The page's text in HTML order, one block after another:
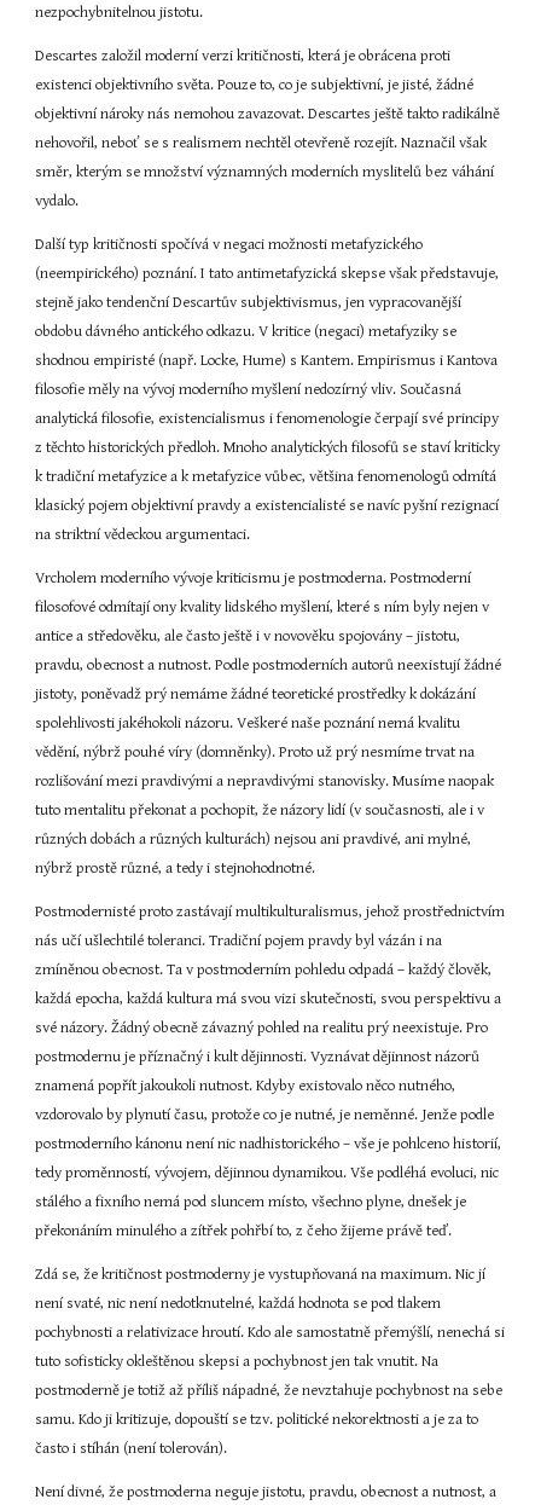
nezpochybnitelnou jistotu.
Descartes založil moderní verzi kritičnosti, která je obrácena proti
existenci objektivního světa. Pouze to, co je subjektivní, je jisté, žádné
objektivní nároky nás nemohou zavazovat. Descartes ještě takto radikálně
nehovořil, neboť se s realismem nechtěl otevřeně rozejít. Naznačil však
směr, kterým se množství významných moderních myslitelů bez váhání
vydalo.
Další typ kritičnosti spočívá v negaci možnosti metafyzického
(neempirického) poznání. I tato antimetafyzická skepse však představuje,
stejně jako tendenční Descartův subjektivismus, jen vypracovanější
obdobu dávného antického odkazu. V kritice (negaci) metafyziky se
shodnou empiristé (např. Locke, Hume) s Kantem. Empirismus i Kantova
filosofie měly na vývoj moderního myšlení nedozírný vliv. Současná
analytická filosofie, existencialismus i fenomenologie čerpají své principy
z těchto historických předloh. Mnoho analytických filosofů se staví kriticky
k tradiční metafyzice a k metafyzice vůbec, většina fenomenologů odmítá
klasický pojem objektivní pravdy a existencialisté se navíc pyšní rezignací
na striktní vědeckou argumentaci.
Vrcholem moderního vývoje kriticismu je postmoderna. Postmoderní
filosofové odmítají ony kvality lidského myšlení, které s ním byly nejen v
antice a středověku, ale často ještě i v novověku spojovány – jistotu,
pravdu, obecnost a nutnost. Podle postmoderních autorů neexistují žádné
jistoty, poněvadž prý nemáme žádné teoretické prostředky k dokázání
spolehlivosti jakéhokoli názoru. Veškeré naše poznání nemá kvalitu
vědění, nýbrž pouhé víry (domněnky). Proto už prý nesmíme trvat na
rozlišování mezi pravdivými a nepravdivými stanovisky. Musíme naopak
tuto mentalitu překonat a pochopit, že názory lidí (v současnosti, ale i v
různých dobách a různých kulturách) nejsou ani pravdivé, ani mylné,
nýbrž prostě různé, a tedy i stejnohodnotné.
Postmodernisté proto zastávají multikulturalismus, jehož prostřednictvím
nás učí ušlechtilé toleranci. Tradiční pojem pravdy byl vázán i na
zmíněnou obecnost. Ta v postmoderním pohledu odpadá – každý člověk,
každá epocha, každá kultura má svou vizi skutečnosti, svou perspektivu a
své názory. Žádný obecně závazný pohled na realitu prý neexistuje. Pro
postmodernu je příznačný i kult dějinnosti. Vyznávat dějinnost názorů
znamená popřít jakoukoli nutnost. Kdyby existovalo něco nutného,
vzdorovalo by plynutí času, protože co je nutné, je neměnné. Jenže podle
postmoderního kánonu není nic nadhistorického – vše je pohlceno historií,
tedy proměnností, vývojem, dějinnou dynamikou. Vše podléhá evoluci, nic
stálého a fixního nemá pod sluncem místo, všechno plyne, dnešek je
překonáním minulého a zítřek pohřbí to, z čeho žijeme právě teď.
Zdá se, že kritičnost postmoderny je vystupňovaná na maximum. Nic jí
není svaté, nic není nedotknutelné, každá hodnota se pod tlakem
pochybnosti a relativizace hroutí. Kdo ale samostatně přemýšlí, nenechá si
tuto sofisticky okleštěnou skepsi a pochybnost jen tak vnutit. Na
postmoderně je totiž až příliš nápadné, že nevztahuje pochybnost na sebe
samu. Kdo ji kritizuje, dopouští se tzv. politické nekorektnosti a je za to
často i stíhán (není tolerován).
Není divné, že postmoderna neguje jistotu, pravdu, obecnost a nutnost, a